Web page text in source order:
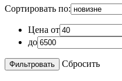
Сортировать по:
Цена от
до
Сбросить